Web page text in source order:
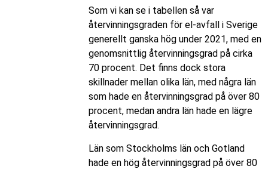
Som vi kan se i tabellen så var
återvinningsgraden för el-avfall i Sverige
generellt ganska hög under 2021, med en
genomsnittlig återvinningsgrad på cirka
70 procent. Det finns dock stora
skillnader mellan olika län, med några län
som hade en återvinningsgrad på över 80
procent, medan andra län hade en lägre
återvinningsgrad.
Län som Stockholms län och Gotland
hade en hög återvinningsgrad på över 80